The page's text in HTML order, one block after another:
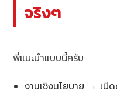
จริงๆ
พี่แนะนำแบบนี้ครับ
งานเชิงนโยบาย → เปิ